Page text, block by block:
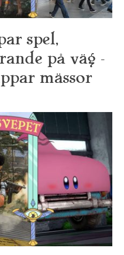
spel,
på väg –
mässor